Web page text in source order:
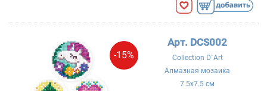
-15%
Арт. DCS002
Collection D`Art
Алмазная мозаика
7.5x7.5 см